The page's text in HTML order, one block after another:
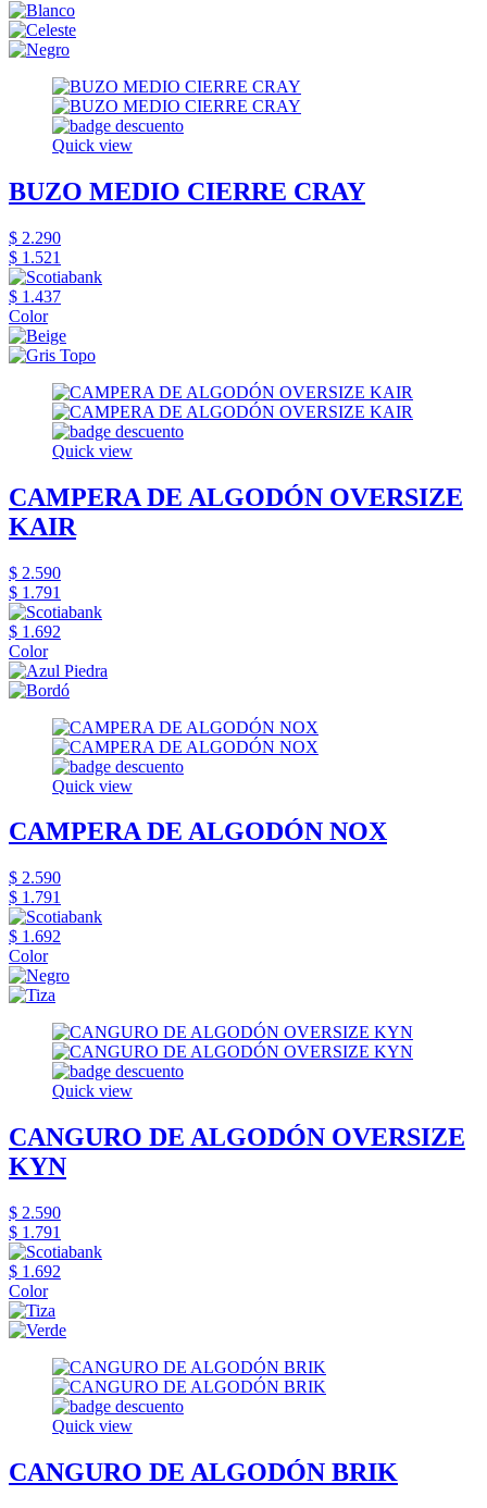
Quick view
BUZO MEDIO CIERRE CRAY
$ 2.290
$ 1.521
$ 1.437
Color
Quick view
CAMPERA DE ALGODÓN OVERSIZE
KAIR
$ 2.590
$ 1.791
$ 1.692
Color
Quick view
CAMPERA DE ALGODÓN NOX
$ 2.590
$ 1.791
$ 1.692
Color
Quick view
CANGURO DE ALGODÓN OVERSIZE
KYN
$ 2.590
$ 1.791
$ 1.692
Color
Quick view
CANGURO DE ALGODÓN BRIK